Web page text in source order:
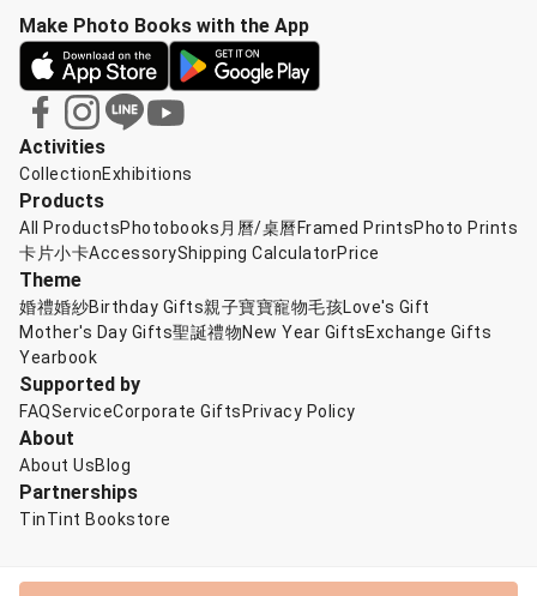
Activities
CollectionExhibitions
Products
All ProductsPhotobooks 月曆/桌曆 Framed PrintsPhoto Prints
卡片小卡AccessoryShipping CalculatorPrice
Theme
婚禮婚紗Birthday Gifts親子寶寶寵物毛孩Love's Gift
Mother's Day Gifts聖誕禮物New Year GiftsExchange Gifts
Yearbook
Supported by
FAQServiceCorporate Gifts Privacy Policy
About
About UsBlog
Partnerships
TinTint Bookstore
Make Photo Books with the App